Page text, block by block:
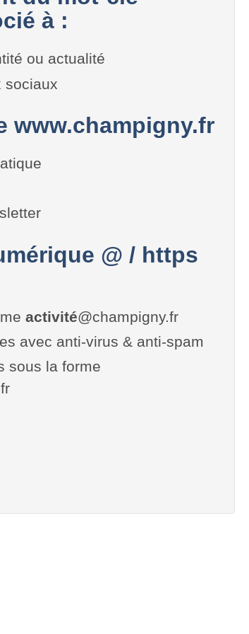
à :
ou actualité
sociaux
www.champigny.fr
@ / https
activité@champigny.fr
avec anti-virus & anti-spam
sous la forme